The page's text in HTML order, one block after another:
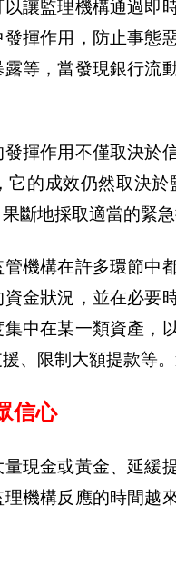
讓監理機構通過即
揮作用，防止事態
等，當發現銀行流
揮作用不僅取決於
它的成效仍然取決
斷地採取適當的緊
機構在許多環節中
金狀況，並在必要
中在某一類資產，
、限制大額提款等
信心
現金或黃金、延緩
機構反應的時間越